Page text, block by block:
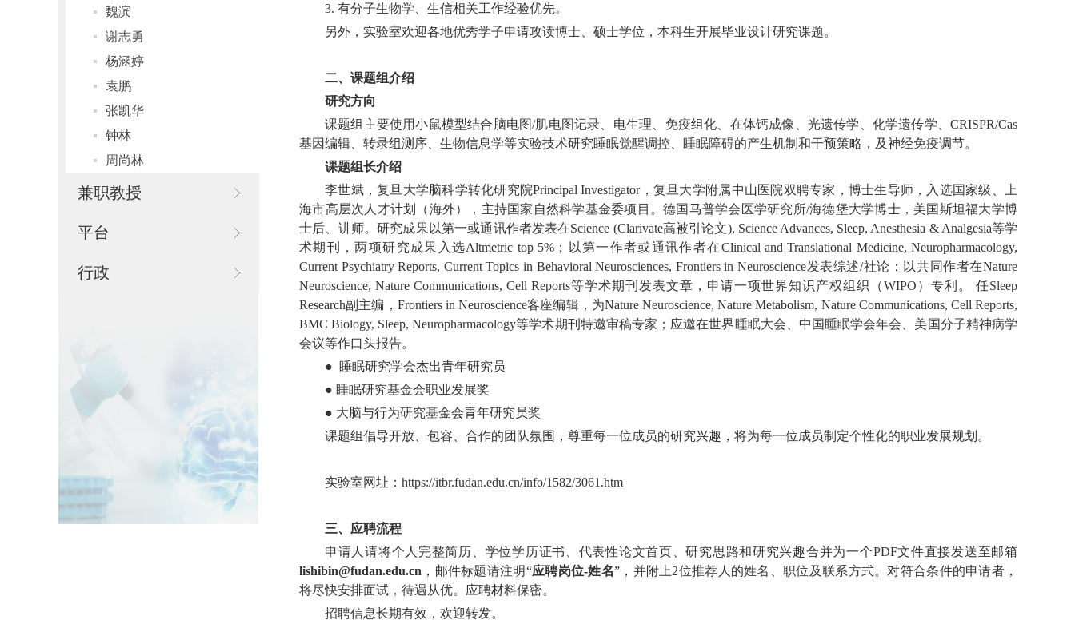
魏滨
谢志勇
杨涵婷
袁鹏
张凯华
钟林
周尚林
兼职教授
平台
行政
3. 有分子生物学、生信相关工作经验优先。
另外，实验室欢迎各地优秀学子申请攻读博士、硕士学位，本科生开展毕业设计研究课题。
二、课题组介绍
研究方向
课题组主要使用小鼠模型结合脑电图/肌电图记录、电生理、免疫组化、在体钙成像、光遗传学、化学遗传学、CRISPR/Cas
基因编辑、转录组测序、生物信息学等实验技术研究睡眠觉醒调控、睡眠障碍的产生机制和干预策略，及神经免疫调节。
课题组长介绍
李世斌，复旦大学脑科学转化研究院Principal Investigator，复旦大学附属中山医院双聘专家，博士生导师，入选国家级、上
海市高层次人才计划（海外），主持国家自然科学基金委项目。德国马普学会医学研究所/海德堡大学博士，美国斯坦福大学博
士后、讲师。研究成果以第一或通讯作者发表在Science (Clarivate高被引论文), Science Advances, Sleep, Anesthesia & Analgesia等学
术期刊，两项研究成果入选Altmetric top 5%；以第一作者或通讯作者在Clinical and Translational Medicine, Neuropharmacology,
Current Psychiatry Reports, Current Topics in Behavioral Neurosciences, Frontiers in Neuroscience发表综述/社论；以共同作者在Nature
Neuroscience, Nature Communications, Cell Reports等学术期刊发表文章，申请一项世界知识产权组织（WIPO）专利。 任Sleep
Research副主编，Frontiers in Neuroscience客座编辑，为Nature Neuroscience, Nature Metabolism, Nature Communications, Cell Reports,
BMC Biology, Sleep, Neuropharmacology等学术期刊特邀审稿专家；应邀在世界睡眠大会、中国睡眠学会年会、美国分子精神病学
会议等作口头报告。
●
睡眠研究学会杰出青年研究员
● 睡眠研究基金会职业发展奖
● 大脑与行为研究基金会青年研究员奖
课题组倡导开放、包容、合作的团队氛围，尊重每一位成员的研究兴趣，将为每一位成员制定个性化的职业发展规划。
实验室网址：https://itbr.fudan.edu.cn/info/1582/3061.htm
三、应聘流程
申请人请将个人完整简历、学位学历证书、代表性论文首页、研究思路和研究兴趣合并为一个PDF文件直接发送至邮箱
lishibin@fudan.edu.cn ，邮件标题请注明“应聘岗位-姓名”，并附上2位推荐人的姓名、职位及联系方式。对符合条件的申请者，
将尽快安排面试，待遇从优。应聘材料保密。
招聘信息长期有效，欢迎转发。